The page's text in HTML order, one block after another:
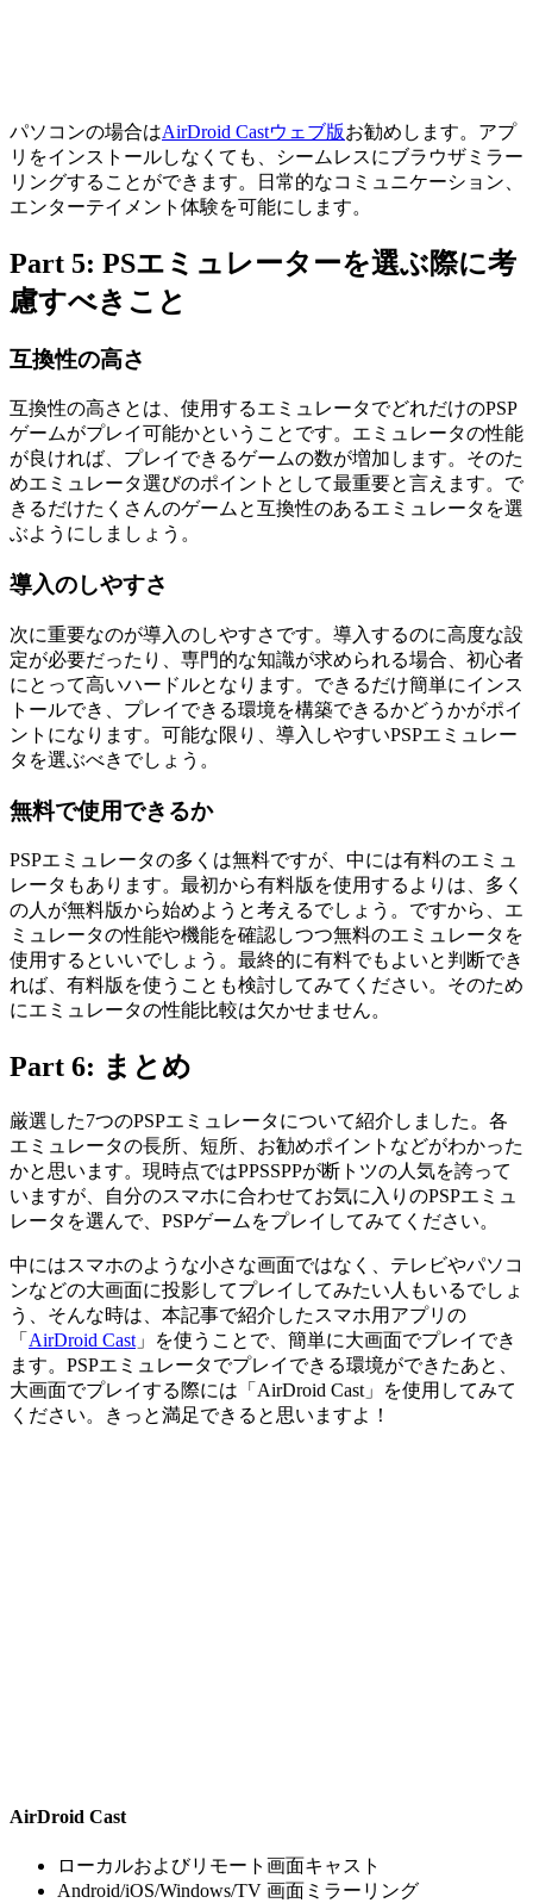
パソコンの場合はAirDroid Castウェブ版お勧めします。アプ
リをインストールしなくても、シームレスにブラウザミラー
リングすることができます。日常的なコミュニケーション、
エンターテイメント体験を可能にします。
Part 5: PSエミュレーターを選ぶ際に考
慮すべきこと
互換性の高さ
互換性の高さとは、使用するエミュレータでどれだけのPSP
ゲームがプレイ可能かということです。エミュレータの性能
が良ければ、プレイできるゲームの数が増加します。そのた
めエミュレータ選びのポイントとして最重要と言えます。で
きるだけたくさんのゲームと互換性のあるエミュレータを選
ぶようにしましょう。
導入のしやすさ
次に重要なのが導入のしやすさです。導入するのに高度な設
定が必要だったり、専門的な知識が求められる場合、初心者
にとって高いハードルとなります。できるだけ簡単にインス
トールでき、プレイできる環境を構築できるかどうかがポイ
ントになります。可能な限り、導入しやすいPSPエミュレー
タを選ぶべきでしょう。
無料で使用できるか
PSPエミュレータの多くは無料ですが、中には有料のエミュ
レータもあります。最初から有料版を使用するよりは、多く
の人が無料版から始めようと考えるでしょう。ですから、エ
ミュレータの性能や機能を確認しつつ無料のエミュレータを
使用するといいでしょう。最終的に有料でもよいと判断でき
れば、有料版を使うことも検討してみてください。そのため
にエミュレータの性能比較は欠かせません。
Part 6: まとめ
厳選した7つのPSPエミュレータについて紹介しました。各
エミュレータの長所、短所、お勧めポイントなどがわかった
かと思います。現時点ではPPSSPPが断トツの人気を誇って
いますが、自分のスマホに合わせてお気に入りのPSPエミュ
レータを選んで、PSPゲームをプレイしてみてください。
中にはスマホのような小さな画面ではなく、テレビやパソコ
ンなどの大画面に投影してプレイしてみたい人もいるでしょ
う、そんな時は、本記事で紹介したスマホ用アプリの
「 AirDroid Cast 」を使うことで、簡単に大画面でプレイでき
ます。PSPエミュレータでプレイできる環境ができたあと、
大画面でプレイする際には「AirDroid Cast」を使用してみて
ください。きっと満足できると思いますよ！
AirDroid Cast
ローカルおよびリモート画面キャスト
Android/iOS/Windows/TV 画面ミラーリング